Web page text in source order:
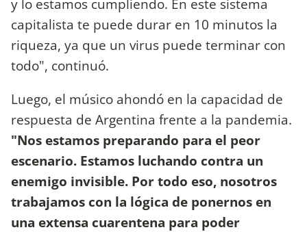
y lo estamos cumpliendo. En este sistema
capitalista te puede durar en 10 minutos la
riqueza, ya que un virus puede terminar con
todo", continuó.
Luego, el músico ahondó en la capacidad de
respuesta de Argentina frente a la pandemia.
"Nos estamos preparando para el peor
escenario. Estamos luchando contra un
enemigo invisible. Por todo eso, nosotros
trabajamos con la lógica de ponernos en
una extensa cuarentena para poder